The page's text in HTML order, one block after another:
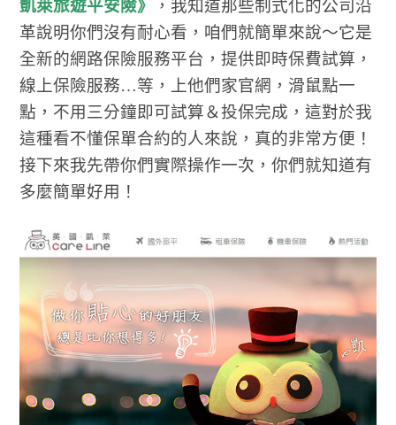
凱萊旅遊平安險》
，我知道那些制式化的公司沿
革說明你們沒有耐心看，咱們就簡單來說～它是
全新的網路保險服務平台，提供即時保費試算，
線上保險服務…等，上他們家官網，滑鼠點一
點，不用三分鐘即可試算＆投保完成，這對於我
這種看不懂保單合約的人來說，真的非常方便！
接下來我先帶你們實際操作一次，你們就知道有
多麼簡單好用！